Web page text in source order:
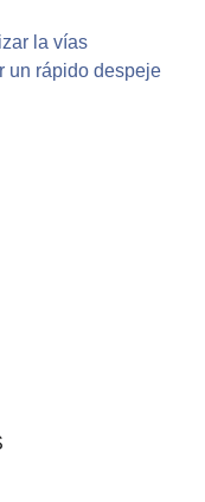
la vías
un rápido despeje